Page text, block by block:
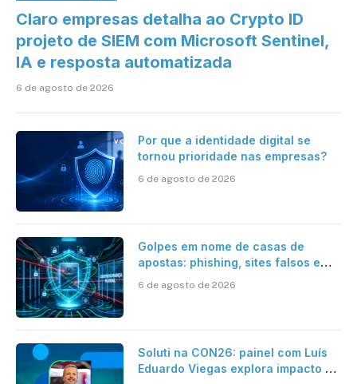
Claro empresas detalha ao Crypto ID
projeto de SIEM com Microsoft Sentinel,
IA e resposta automatizada
6 de agosto de 2026
Por que a identidade digital se
tornou prioridade nas empresas?
6 de agosto de 2026
Golpes em nome de casas de
apostas: phishing, sites falsos e
6 de agosto de 2026
Soluti na CON26: painel com Luís
Eduardo Viegas explora impacto de